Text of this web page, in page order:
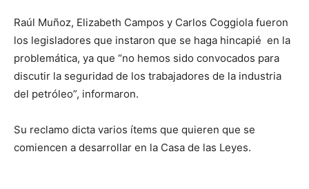
Raúl Muñoz, Elizabeth Campos y Carlos Coggiola fueron
los legisladores que instaron que se haga hincapié en la
problemática, ya que “no hemos sido convocados para
discutir la seguridad de los trabajadores de la industria
del petróleo”, informaron.
Su reclamo dicta varios ítems que quieren que se
comiencen a desarrollar en la Casa de las Leyes.